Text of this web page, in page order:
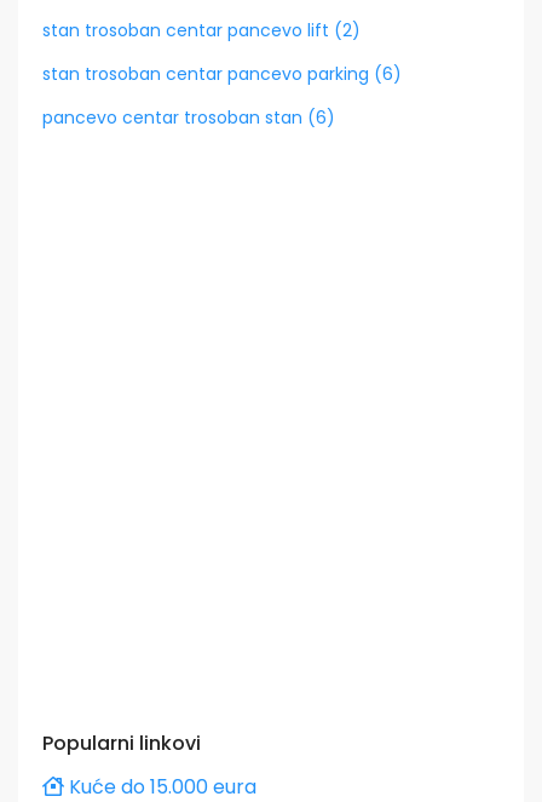
stan trosoban centar pancevo lift (2)
stan trosoban centar pancevo parking (6)
pancevo centar trosoban stan (6)
Popularni linkovi
Kuće do 15.000 eura